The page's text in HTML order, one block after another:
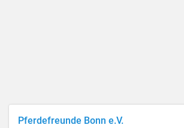
Pferdefreunde Bonn e.V.